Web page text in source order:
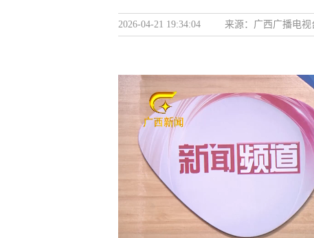
2026-04-21 19:34:04 来源： 广西广播电视